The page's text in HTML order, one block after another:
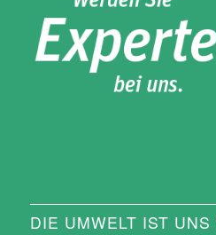
DIE UMWELT IST